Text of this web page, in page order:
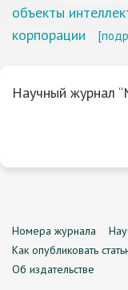
объекты
корпорации
Научный журнал
Номера журнала
Как опубликовать
Об издательстве